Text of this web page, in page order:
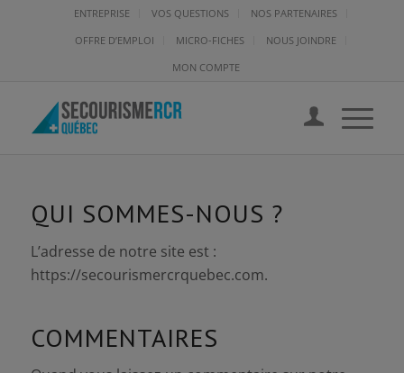
ENTREPRISE VOS QUESTIONS
NOS PARTENAIRES
OFFRE D’EMPLOI
MICRO-FICHES
NOUS JOINDRE
MON COMPTE
QUI SOMMES-NOUS ?
L’adresse de notre site est :
https://secourismercrquebec.com.
COMMENTAIRES